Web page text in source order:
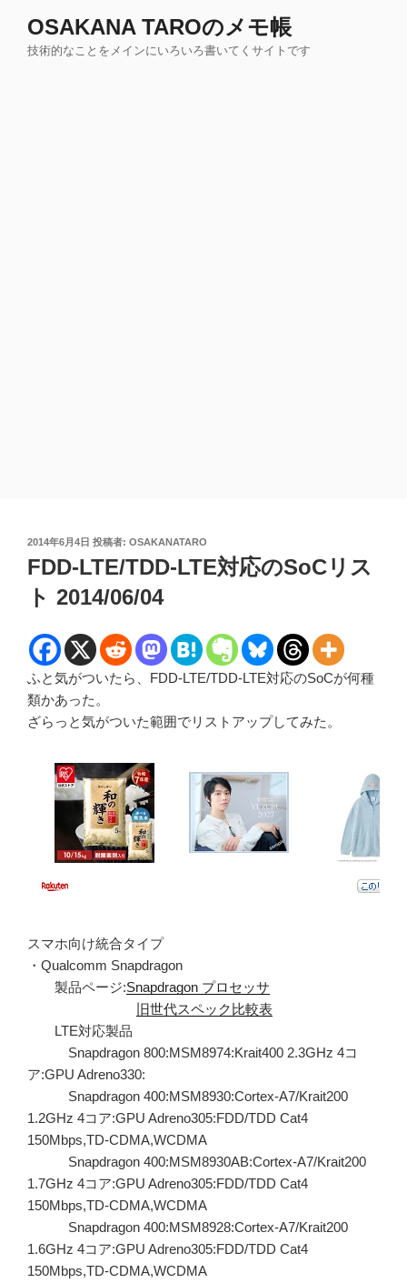
OSAKANA TAROのメモ帳
技術的なことをメインにいろいろ書いてくサイトです
投
稿
日:
2014年6月4日 投稿者: OSAKANATARO
FDD-LTE/TDD-LTE対応のSoCリス
ト 2014/06/04
ふと気がついたら、FDD-LTE/TDD-LTE対応のSoCが何種
類かあった。
ざらっと気がついた範囲でリストアップしてみた。
スマホ向け統合タイプ
・Qualcomm Snapdragon
製品ページ:Snapdragon プロセッサ
旧世代スペック比較表
LTE対応製品
Snapdragon 800:MSM8974:Krait400 2.3GHz 4コ
ア:GPU Adreno330:
Snapdragon 400:MSM8930:Cortex-A7/Krait200
1.2GHz 4コア:GPU Adreno305:FDD/TDD Cat4
150Mbps,TD-CDMA,WCDMA
Snapdragon 400:MSM8930AB:Cortex-A7/Krait200
1.7GHz 4コア:GPU Adreno305:FDD/TDD Cat4
150Mbps,TD-CDMA,WCDMA
Snapdragon 400:MSM8928:Cortex-A7/Krait200
1.6GHz 4コア:GPU Adreno305:FDD/TDD Cat4
150Mbps,TD-CDMA,WCDMA